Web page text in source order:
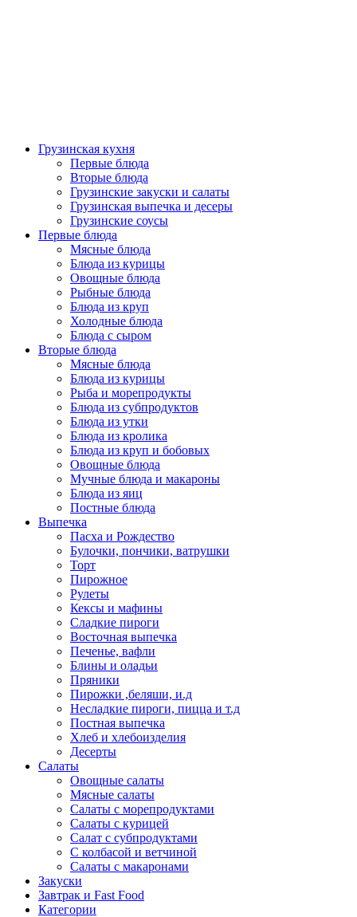
Грузинская кухня
Первые блюда
Вторые блюда
Грузинские закуски и салаты
Грузинская выпечка и десеры
Грузинские соусы
Первые блюда
Мясные блюда
Блюда из курицы
Овощные блюда
Рыбные блюда
Блюда из круп
Холодные блюда
Блюда с сыром
Вторые блюда
Мясные блюда
Блюда из курицы
Рыба и морепродукты
Блюда из субпродуктов
Блюда из утки
Блюда из кролика
Блюда из круп и бобовых
Овощные блюда
Мучные блюда и макароны
Блюда из яиц
Постные блюда
Выпечка
Пасха и Рождество
Булочки, пончики, ватрушки
Торт
Пирожное
Рулеты
Кексы и мафины
Сладкие пироги
Восточная выпечка
Печенье, вафли
Блины и оладьи
Пряники
Пирожки ,беляши, и.д
Несладкие пироги, пицца и т.д
Постная выпечка
Хлеб и хлебоизделия
Десерты
Салаты
Овощные салаты
Мясные салаты
Салаты с морепродуктами
Салаты с курицей
Салат с субпродуктами
С колбасой и ветчиной
Салаты с макаронами
Закуски
Завтрак и Fast Food
Категории